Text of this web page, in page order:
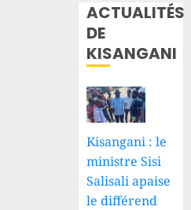
ACTUALITÉS
DE
KISANGANI
Kisangani : le
ministre Sisi
Salisali apaise
le différend